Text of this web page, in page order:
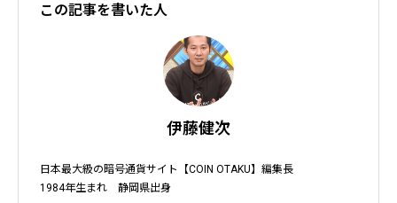
この記事を書いた人
伊藤健次
日本最大級の暗号通貨サイト【COIN OTAKU】編集長
1984年生まれ　静岡県出身